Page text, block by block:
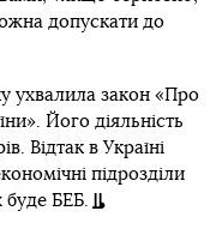
допускати до
ухвалила закон «Про
Його діяльність
Відтак в Україні
підрозділи
буде БЕБ.